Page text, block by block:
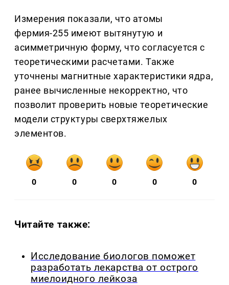
Измерения показали, что атомы
фермия-255 имеют вытянутую и
асимметричную форму, что согласуется с
теоретическими расчетами. Также
уточнены магнитные характеристики ядра,
ранее вычисленные некорректно, что
позволит проверить новые теоретические
модели структуры сверхтяжелых
элементов.
0 0 0 0 0
Читайте также:
Исследование биологов поможет
разработать лекарства от острого
миелоидного лейкоза